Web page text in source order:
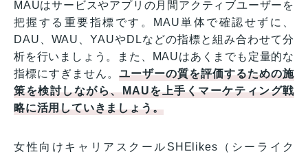
MAUはサービスやアプリの月間アクティブユーザーを
把握する重要指標です。MAU単体で確認せずに、
DAU、WAU、YAUやDLなどの指標と組み合わせて分
析を行いましょう。また、MAUはあくまでも定量的な
指標にすぎません。ユーザーの質を評価するための施
策を検討しながら、MAUを上手くマーケティング戦
略に活用していきましょう。
女性向けキャリアスクールSHElikes（シーライク